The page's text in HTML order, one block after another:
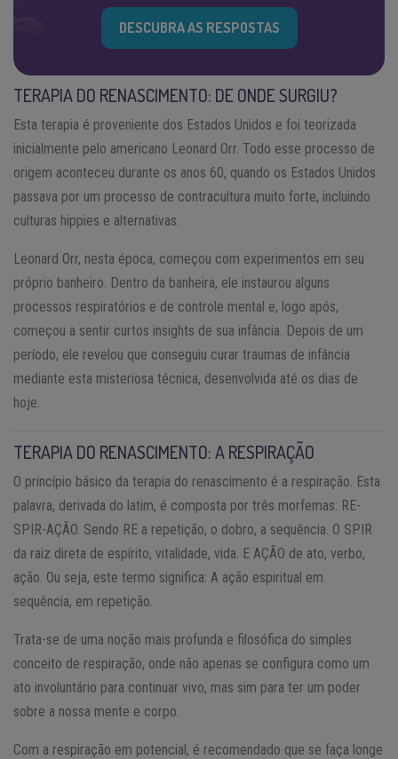
DESCUBRA AS RESPOSTAS
TERAPIA DO RENASCIMENTO: DE ONDE SURGIU?
Esta terapia é proveniente dos Estados Unidos e foi teorizada
inicialmente pelo americano Leonard Orr. Todo esse processo de
origem aconteceu durante os anos 60, quando os Estados Unidos
passava por um processo de contracultura muito forte, incluindo
culturas hippies e alternativas.
Leonard Orr, nesta época, começou com experimentos em seu
próprio banheiro. Dentro da banheira, ele instaurou alguns
processos respiratórios e de controle mental e, logo após,
começou a sentir curtos insights de sua infância. Depois de um
período, ele revelou que conseguiu curar traumas de infância
mediante esta misteriosa técnica, desenvolvida até os dias de
hoje.
TERAPIA DO RENASCIMENTO: A RESPIRAÇÃO
O princípio básico da terapia do renascimento é a respiração. Esta
palavra, derivada do latim, é composta por três morfemas: RE-
SPIR-AÇÃO. Sendo RE a repetição, o dobro, a sequência. O SPIR
da raiz direta de espírito, vitalidade, vida. E AÇÃO de ato, verbo,
ação. Ou seja, este termo significa: A ação espiritual em
sequência, em repetição.
Trata-se de uma noção mais profunda e filosófica do simples
conceito de respiração, onde não apenas se configura como um
ato involuntário para continuar vivo, mas sim para ter um poder
sobre a nossa mente e corpo.
Com a respiração em potencial, é recomendado que se faça longe